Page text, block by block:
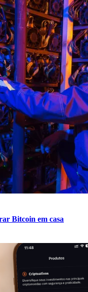
Bitcoin em casa